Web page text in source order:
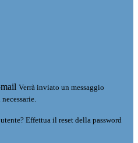
Verrà inviato un messaggio
Effettua il reset della password